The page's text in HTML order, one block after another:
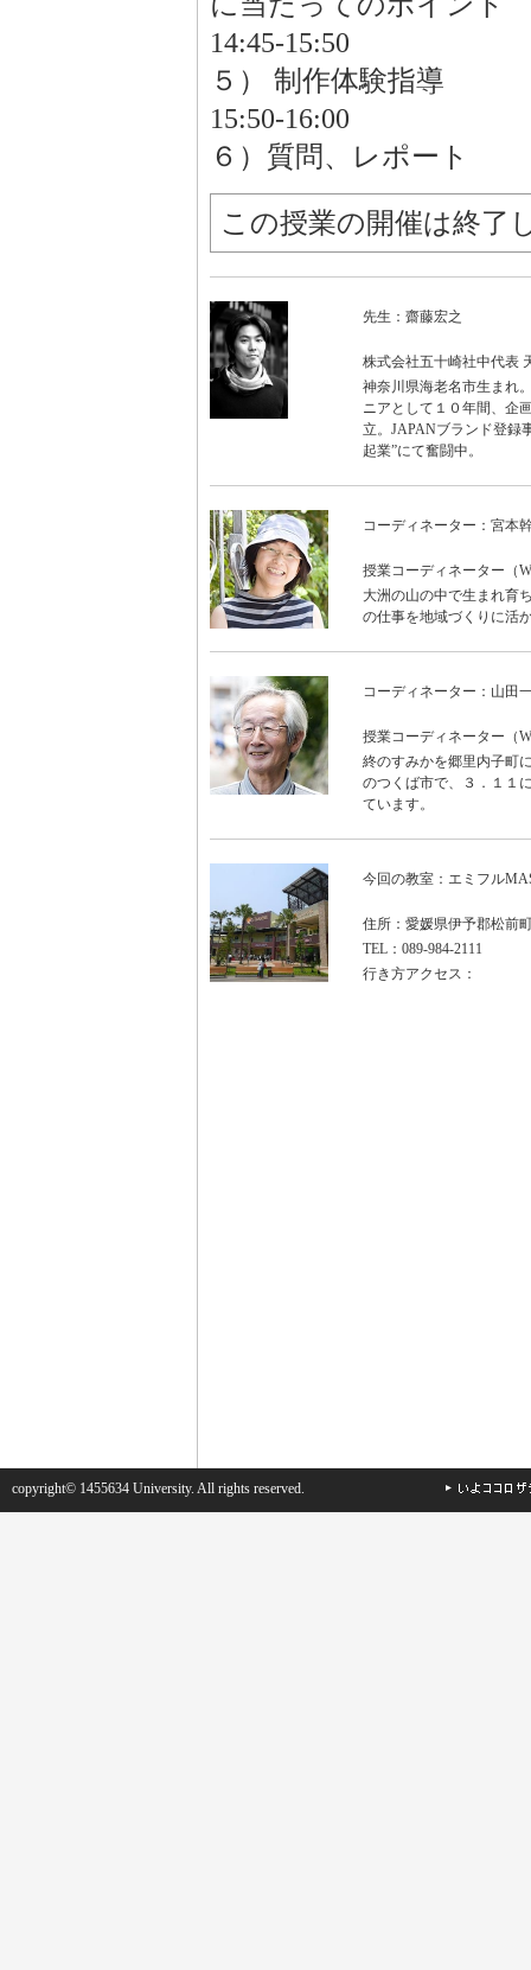
14:45-15:50
５） 制作体験指導
15:50-16:00
６）質問、レポート
この授業の開催は終了
先生：齋藤宏之
株式会社五十崎社中代表
神奈川県海老名市生まれ
ニアとして１０年間、企
立。JAPANブランド登録
起業”にて奮闘中。
コーディネーター：宮本
授業コーディネーター（
大洲の山の中で生まれ育
の仕事を地域づくりに活
コーディネーター：山田
授業コーディネーター（
終のすみかを郷里内子町
のつくば市で、３．１１
ています。
今回の教室：エミフル
住所：愛媛県伊予郡松前
TEL：089-984-2111
行き方アクセス：
copyright© 1455634 University. All rights reserved.